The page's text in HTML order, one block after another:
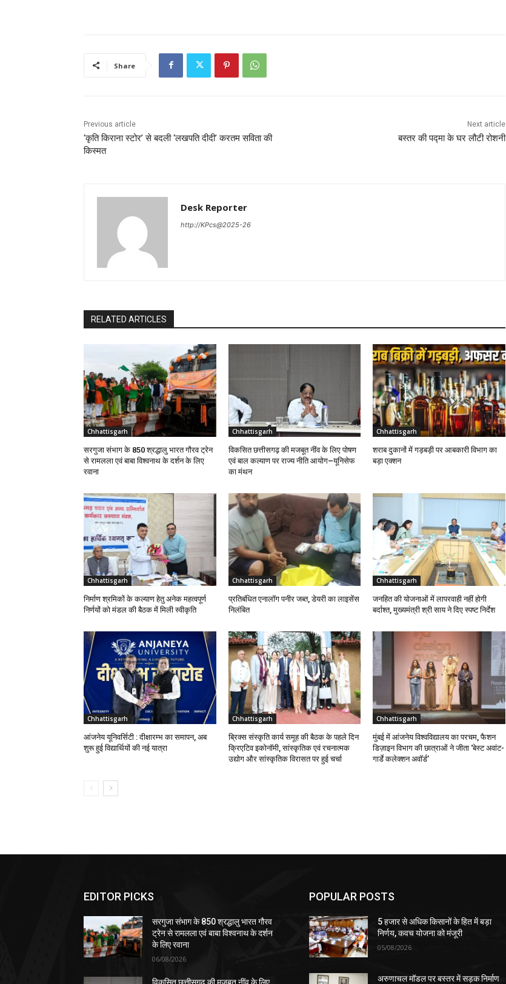
Share
Previous article
‘कृति किराना स्टोर’ से बदली ‘लखपति दीदी’ करतम सविता की
किस्मत
Next article
बस्तर की पद्मा के घर लौटी रोशनी
Desk Reporter
http://KPcs@2025-26
RELATED ARTICLES
Chhattisgarh
सरगुजा संभाग के 850 श्रद्धालु भारत गौरव ट्रेन
से रामलला एवं बाबा विश्वनाथ के दर्शन के लिए
रवाना
Chhattisgarh
विकसित छत्तीसगढ़ की मजबूत नींव के लिए पोषण
एवं बाल कल्याण पर राज्य नीति आयोग–यूनिसेफ
का मंथन
Chhattisgarh
शराब दुकानों में गड़बड़ी पर आबकारी विभाग का
बड़ा एक्शन
Chhattisgarh
निर्माण श्रमिकों के कल्याण हेतु अनेक महत्वपूर्ण
निर्णयों को मंडल की बैठक में मिली स्वीकृति
Chhattisgarh
प्रतिबंधित एनालॉग पनीर जब्त, डेयरी का लाइसेंस
निलंबित
Chhattisgarh
जनहित की योजनाओं में लापरवाही नहीं होगी
बर्दाश्त, मुख्यमंत्री श्री साय ने दिए स्पष्ट निर्देश
Chhattisgarh
आंजनेय यूनिवर्सिटी : दीक्षारम्भ का समापन, अब
शुरू हुई विद्यार्थियों की नई यात्रा
Chhattisgarh
ब्रिक्स संस्कृति कार्य समूह की बैठक के पहले दिन
क्रिएटिव इकोनॉमी, सांस्कृतिक एवं रचनात्मक
उद्योग और सांस्कृतिक विरासत पर हुई चर्चा
Chhattisgarh
मुंबई में आंजनेय विश्वविद्यालय का परचम, फैशन
डिज़ाइन विभाग की छात्राओं ने जीता ‘बेस्ट अवांट-
गार्डे कलेक्शन अवॉर्ड’
EDITOR PICKS
सरगुजा संभाग के 850 श्रद्धालु भारत गौरव
ट्रेन से रामलला एवं बाबा विश्वनाथ के दर्शन
के लिए रवाना
06/08/2026
POPULAR POSTS
5 हजार से अधिक किसानों के हित में बड़ा
निर्णय, कवच योजना को मंजूरी
05/08/2026
अरुणाचल मॉडल पर बस्तर में सड़क निर्माण